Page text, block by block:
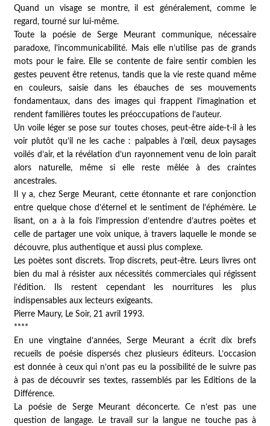
Quand un visage se montre, il est généralement, comme le
regard, tourné sur lui-même.
Toute la poésie de Serge Meurant communique, nécessaire
paradoxe, l’incommunicabilité. Mais elle n’utilise pas de grands
mots pour le faire. Elle se contente de faire sentir combien les
gestes peuvent être retenus, tandis que la vie reste quand même
en couleurs, saisie dans les ébauches de ses mouvements
fondamentaux, dans des images qui frappent l’imagination et
rendent familières toutes les préoccupations de l’auteur.
Un voile léger se pose sur toutes choses, peut-être aide-t-il à les
voir plutôt qu’il ne les cache : palpables à l’œil, deux paysages
voilés d’air, et la révélation d’un rayonnement venu de loin paraît
alors naturelle, même si elle reste mêlée à des craintes
ancestrales.
Il y a, chez Serge Meurant, cette étonnante et rare conjonction
entre quelque chose d’éternel et le sentiment de l’éphémère. Le
lisant, on a à la fois l’impression d’entendre d’autres poètes et
celle de partager une voix unique, à travers laquelle le monde se
découvre, plus authentique et aussi plus complexe.
Les poètes sont discrets. Trop discrets, peut-être. Leurs livres ont
bien du mal à résister aux nécessités commerciales qui régissent
l’édition. Ils restent cependant les nourritures les plus
indispensables aux lecteurs exigeants.
Pierre Maury, Le Soir, 21 avril 1993.
****
En une vingtaine d’années, Serge Meurant a écrit dix brefs
recueils de poésie dispersés chez plusieurs éditeurs. L’occasion
est donnée à ceux qui n’ont pas eu la possibilité de le suivre pas
à pas de découvrir ses textes, rassemblés par les Editions de la
Différence.
La poésie de Serge Meurant déconcerte. Ce n’est pas une
question de langage. Le travail sur la langue ne touche pas à